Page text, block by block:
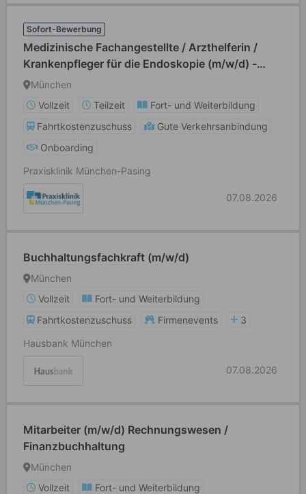
Sofort-Bewerbung
Medizinische Fachangestellte / Arzthelferin /
Krankenpfleger für die Endoskopie (m/w/d) -
Vollzeit / Teilzeit
München
Vollzeit
Teilzeit
Fort- und Weiterbildung
Fahrtkostenzuschuss
Gute Verkehrsanbindung
Onboarding
Praxisklinik München-Pasing
07.08.2026
Buchhaltungsfachkraft (m/w/d)
München
Vollzeit
Fort- und Weiterbildung
Fahrtkostenzuschuss
Firmenevents
3
Hausbank München
07.08.2026
Mitarbeiter (m/w/d) Rechnungswesen /
Finanzbuchhaltung
München
Vollzeit
Fort- und Weiterbildung